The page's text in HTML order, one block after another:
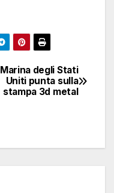
degli Stati
Uniti punta sulla
stampa 3d metal